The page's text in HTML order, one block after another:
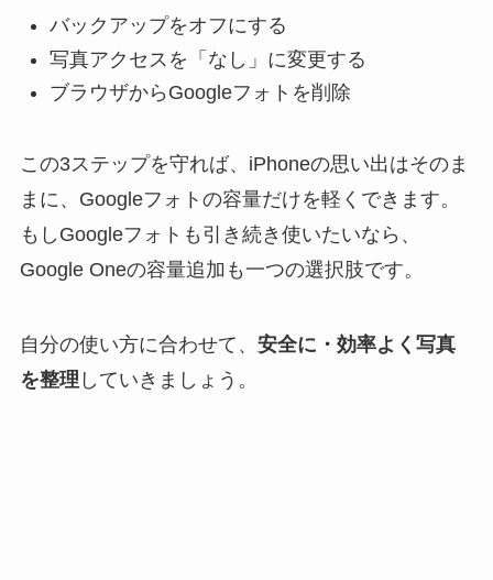
バックアップをオフにする
写真アクセスを「なし」に変更する
ブラウザからGoogleフォトを削除
この3ステップを守れば、iPhoneの思い出はそのま
まに、Googleフォトの容量だけを軽くできます。
もしGoogleフォトも引き続き使いたいなら、
Google Oneの容量追加も一つの選択肢です。
自分の使い方に合わせて、 安全に・効率よく写真
を整理 していきましょう。